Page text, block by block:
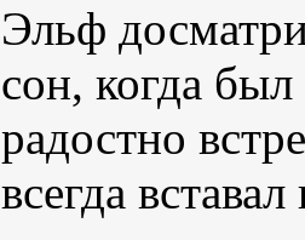
Эльф
сон, когда
радостно
всегда